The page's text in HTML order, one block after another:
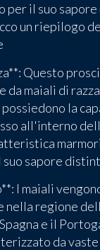
per il suo
un riepilogo
Questo
da maiali di
la
all'interno
sapore
I maiali
nella regione
e il
da